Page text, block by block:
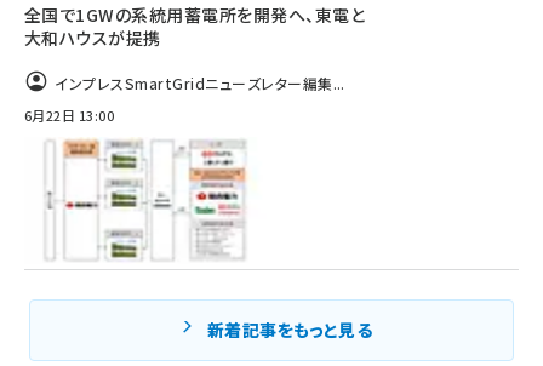
全国で1GWの系統用蓄電所を開発へ、東電と
大和ハウスが提携
インプレスSmartGridニューズレター編集...
6月22日 13:00
新着記事をもっと見る